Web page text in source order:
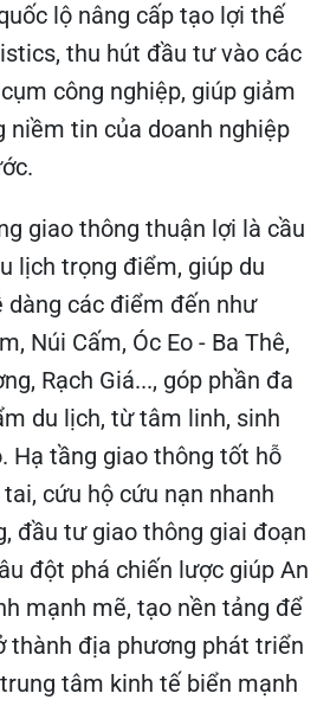
lộ nâng cấp tạo lợi thế
thu hút đầu tư vào các
công nghiệp, giúp giảm
niềm tin của doanh nghiệp
giao thông thuận lợi là cầu
lịch trọng điểm, giúp du
dàng các điểm đến như
Núi Cấm, Óc Eo - Ba Thê,
Rạch Giá..., góp phần đa
du lịch, từ tâm linh, sinh
Hạ tầng giao thông tốt hỗ
cứu hộ cứu nạn nhanh
đầu tư giao thông giai đoạn
đột phá chiến lược giúp An
mạnh mẽ, tạo nền tảng để
thành địa phương phát triển
tâm kinh tế biển mạnh